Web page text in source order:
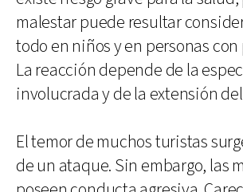
malestar puede resultar
todo en niños y en personas
La reacción depende de la
involucrada y de la extensión
El temor de muchos turistas
de un ataque. Sin embargo, las